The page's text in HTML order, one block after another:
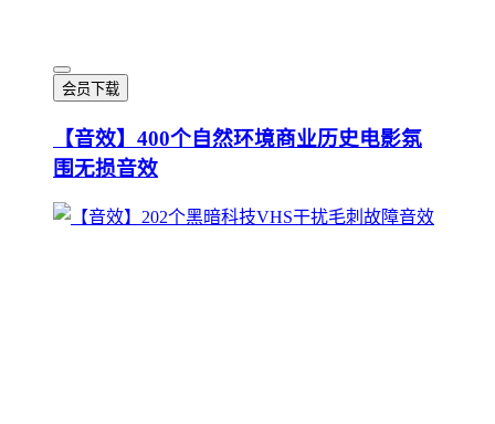
会员下载
【音效】400个自然环境商业历史电影氛
围无损音效